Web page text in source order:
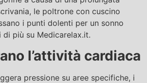
le poltrone con cuscino
i punti dolenti per un sonno
più su Medicarelax.it.
l’attività cardiaca
pressione su aree specifiche, i